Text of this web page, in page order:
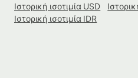
Ιστορική ισοτιμία USD
Ιστορική ισοτιμία IDR